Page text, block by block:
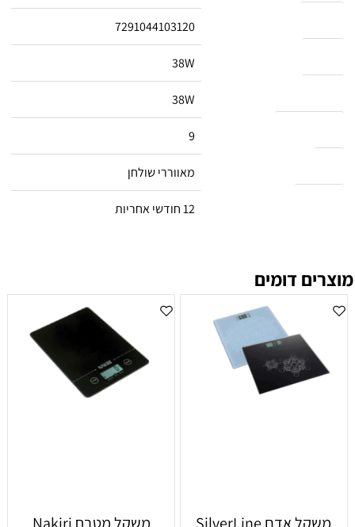
7291044103120
38W
38W
9
מאווררי שולחן
12 חודשי אחריות
מוצרים דומים